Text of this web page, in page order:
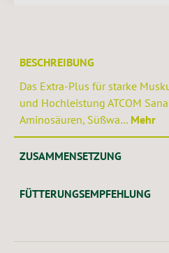
BESCHREIBUNG
Das Extra-Plus für starke
und Hochleistung ATCOM
Aminosäuren, Süßwa… Mehr
ZUSAMMENSETZUNG
FÜTTERUNGSEMPFEHLUNG